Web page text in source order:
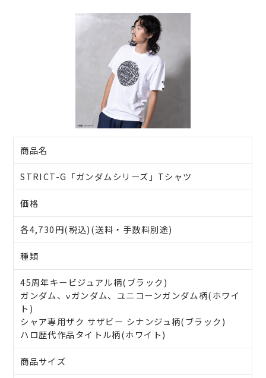
商品名
STRICT-G「ガンダムシリーズ」Tシャツ
価格
各4,730円(税込)(送料・手数料別途)
種類
45周年キービジュアル柄(ブラック)
ガンダム、νガンダム、ユニコーンガンダム柄(ホワイ
ト)
シャア専用ザク サザビー シナンジュ柄(ブラック)
ハロ歴代作品タイトル柄(ホワイト)
商品サイズ